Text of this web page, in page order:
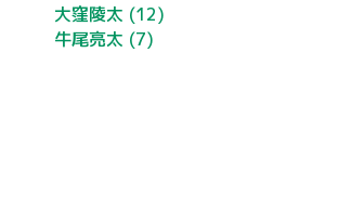
大窪陵太 (12)
牛尾亮太 (7)